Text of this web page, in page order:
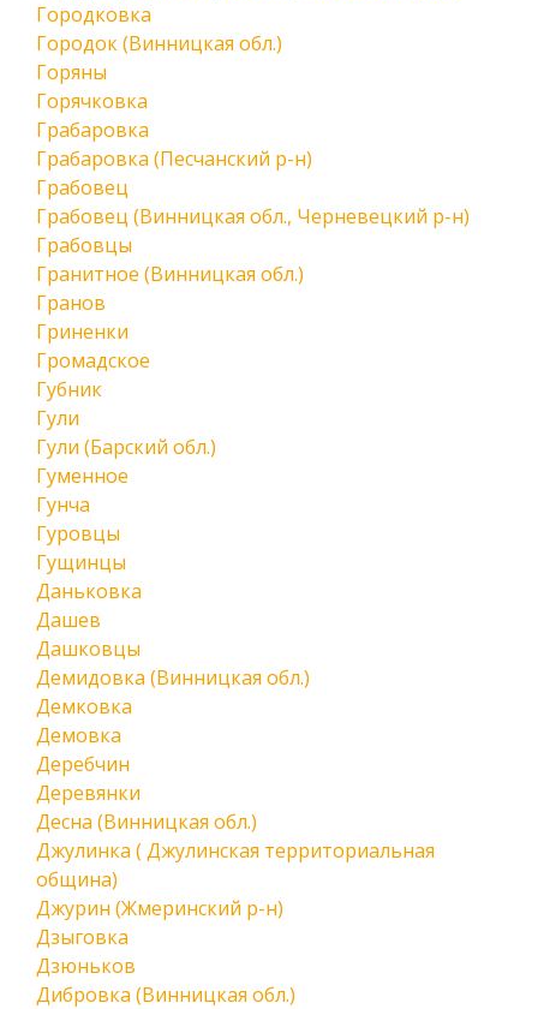
Городковка
Городок (Винницкая обл.)
Горяны
Горячковка
Грабаровка
Грабаровка (Песчанский р-н)
Грабовец
Грабовец (Винницкая обл., Черневецкий р-н)
Грабовцы
Гранитное (Винницкая обл.)
Гранов
Гриненки
Громадское
Губник
Гули
Гули (Барский обл.)
Гуменное
Гунча
Гуровцы
Гущинцы
Даньковка
Дашев
Дашковцы
Демидовка (Винницкая обл.)
Демковка
Демовка
Деребчин
Деревянки
Десна (Винницкая обл.)
Джулинка ( Джулинская территориальная
община)
Джурин (Жмеринский р-н)
Дзыговка
Дзюньков
Дибровка (Винницкая обл.)